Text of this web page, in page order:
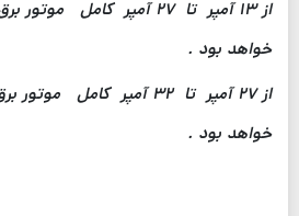
خواهد بود .
خواهد بود .